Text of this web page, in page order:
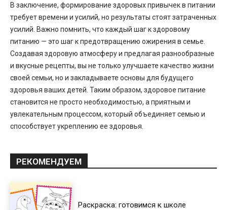
В заключение, формирование здоровых привычек в питании
требует времени и усилий, но результаты стоят затраченных
усилий. Важно помнить, что каждый шаг к здоровому
питанию — это шаг к предотвращению ожирения в семье.
Создавая здоровую атмосферу и предлагая разнообразные
и вкусные рецепты, вы не только улучшаете качество жизни
своей семьи, но и закладываете основы для будущего
здоровья ваших детей. Таким образом, здоровое питание
становится не просто необходимостью, а приятным и
увлекательным процессом, который объединяет семью и
способствует укреплению ее здоровья.
РЕКОМЕНДУЕМ
Раскраска: готовимся к школе